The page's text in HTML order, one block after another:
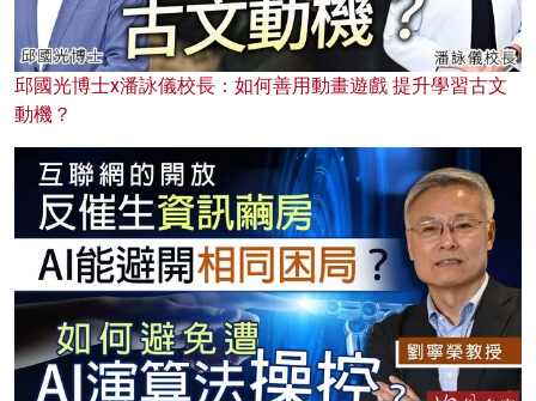
邱國光博士x潘詠儀校長：如何善用動畫遊戲 提升學習古文
動機？